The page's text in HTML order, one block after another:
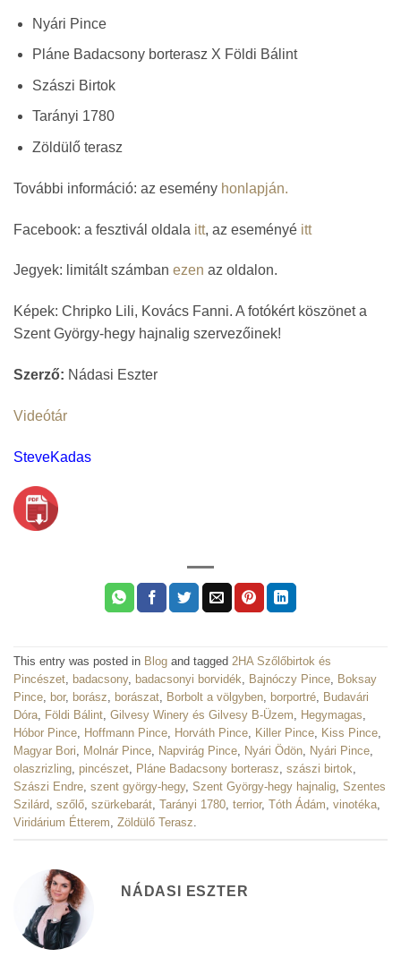
Nyári Pince
Pláne Badacsony borterasz X Földi Bálint
Szászi Birtok
Tarányi 1780
Zöldülő terasz
További információ: az esemény honlapján.
Facebook: a fesztivál oldala itt, az eseményé itt
Jegyek: limitált számban ezen az oldalon.
Képek: Chripko Lili, Kovács Fanni. A fotókért köszönet a
Szent György-hegy hajnalig szervezőinek!
Szerző: Nádasi Eszter
Videótár
SteveKadas
This entry was posted in Blog and tagged 2HA Szőlőbirtok és
Pincészet, badacsony, badacsonyi borvidék, Bajnóczy Pince, Boksay
Pince, bor, borász, borászat, Borbolt a völgyben, borportré, Budavári
Dóra, Földi Bálint, Gilvesy Winery és Gilvesy B-Üzem, Hegymagas,
Hóbor Pince, Hoffmann Pince, Horváth Pince, Killer Pince, Kiss Pince,
Magyar Bori, Molnár Pince, Napvirág Pince, Nyári Ödön, Nyári Pince,
olaszrizling, pincészet, Pláne Badacsony borterasz, szászi birtok,
Szászi Endre, szent györgy-hegy, Szent György-hegy hajnalig, Szentes
Szilárd, szőlő, szürkebarát, Tarányi 1780, terrior, Tóth Ádám, vinotéka,
Viridárium Étterem, Zöldülő Terasz.
NÁDASI ESZTER